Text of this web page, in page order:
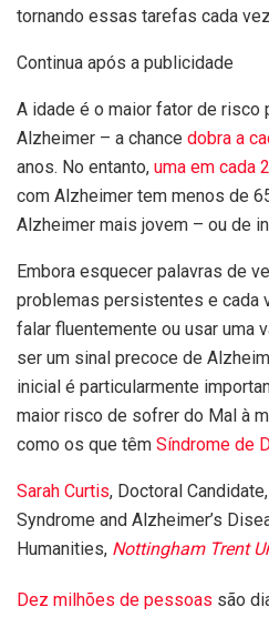
tornando essas tarefas cada
Continua após a publicidade
A idade é o maior fator de risco
Alzheimer – a chance dobra a
anos. No entanto, uma em cada
com Alzheimer tem menos de
Alzheimer mais jovem – ou de
Embora esquecer palavras de
problemas persistentes e cada
falar fluentemente ou usar uma
ser um sinal precoce de
inicial é particularmente
maior risco de sofrer do Mal à
como os que têm Síndrome de
Sarah Curtis, Doctoral
Syndrome and Alzheimer’s
Humanities, Nottingham Trent
Dez milhões de pessoas são